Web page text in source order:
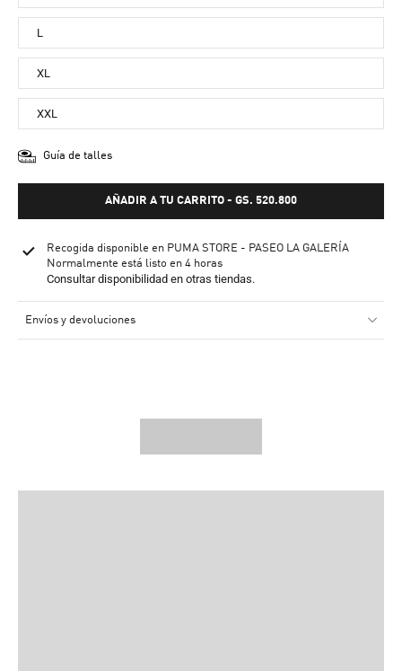
L
XL
XXL
Guía de talles
AÑADIR A TU CARRITO - GS. 520.800
Recogida disponible en PUMA STORE - PASEO LA GALERÍA
Normalmente está listo en 4 horas
Consultar disponibilidad en otras tiendas.
Envíos y devoluciones